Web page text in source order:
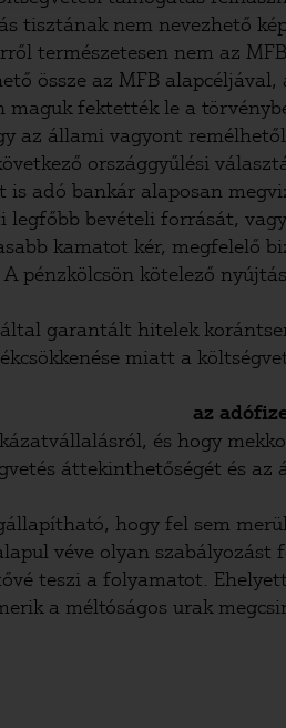
tisztának nem nevezhető
természetesen nem az
össze az MFB
maguk fektették le a
az állami vagyont
országgyűlési
adó bankár alaposan
legfőbb bevételi forrását,
kamatot kér, megfelelő
pénzkölcsön kötelező
garantált hitelek
miatt a
az
és hogy
áttekinthetőségét és
hogy fel sem
véve olyan
teszi a folyamatot.
a méltóságos urak